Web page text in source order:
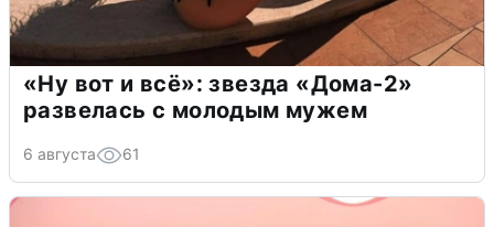
«Ну вот и всё»: звезда «Дома-2»
развелась с молодым мужем
6 августа 61